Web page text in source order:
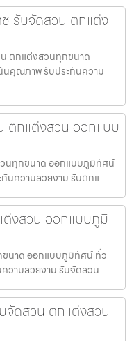
รับจัดสวน ตกแต่ง
ตกแต่งสวนทุกขนาด
นคุณภาพ รับประกันความ
ตกแต่งสวน ออกแบบ
นทุกขนาด ออกแบบภูมิทัศน์
นความสวยงาม รับตกแ
ต่งสวน ออกแบบภูมิ
ขนาด ออกแบบภูมิทัศน์ ทั่ว
วามสวยงาม รับจัดสวน
ดสวน ตกแต่งสวน